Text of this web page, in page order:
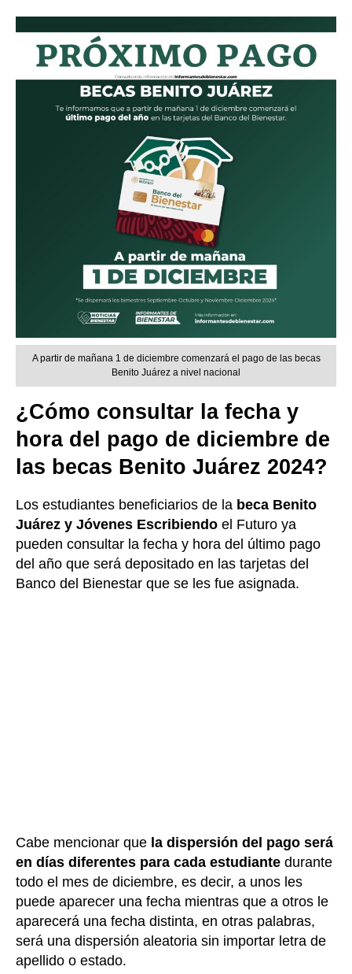
A partir de mañana 1 de diciembre comenzará el pago de las becas
Benito Juárez a nivel nacional
¿Cómo consultar la fecha y
hora del pago de diciembre de
las becas Benito Juárez 2024?
Los estudiantes beneficiarios de la beca Benito
Juárez y Jóvenes Escribiendo el Futuro ya
pueden consultar la fecha y hora del último pago
del año que será depositado en las tarjetas del
Banco del Bienestar que se les fue asignada.
Cabe mencionar que la dispersión del pago será
en días diferentes para cada estudiante durante
todo el mes de diciembre, es decir, a unos les
puede aparecer una fecha mientras que a otros le
aparecerá una fecha distinta, en otras palabras,
será una dispersión aleatoria sin importar letra de
apellido o estado.